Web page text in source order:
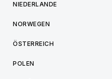
NIEDERLANDE
NORWEGEN
ÖSTERREICH
POLEN